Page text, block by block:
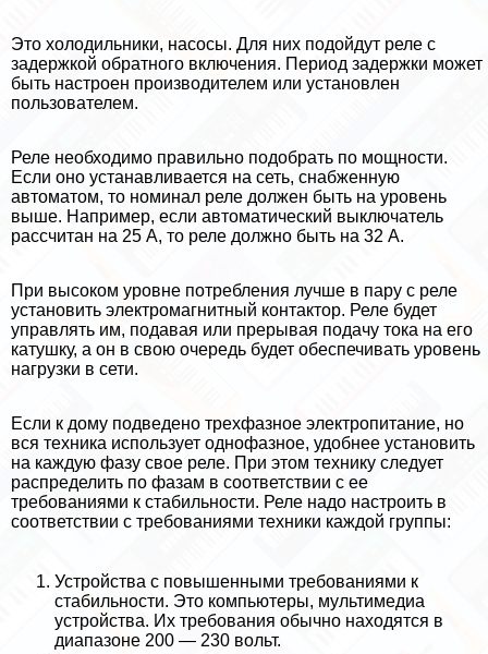
Это холодильники, насосы. Для них подойдут реле с
задержкой обратного включения. Период задержки может
быть настроен производителем или установлен
пользователем.
Реле необходимо правильно подобрать по мощности.
Если оно устанавливается на сеть, снабженную
автоматом, то номинал реле должен быть на уровень
выше. Например, если автоматический выключатель
рассчитан на 25 А, то реле должно быть на 32 А.
При высоком уровне потрeбления лучше в пару с реле
установить электромагнитный контактор. Реле будет
управлять им, подавая или прерывая подачу тока на его
катушку, а он в свою очередь будет обеспечивать уровень
нагрузки в сети.
Если к дому подведено трехфазное электропитание, но
вся техника использует однофазное, удобнее установить
на каждую фазу свое реле. При этом технику следует
распределить по фазам в соответствии с ее
требованиями к стабильности. Реле надо настроить в
соответствии с требованиями техники каждой группы:
Устройства с повышенными требованиями к
стабильности. Это компьютеры, мультимедиа
устройства. Их требования обычно находятся в
диапазоне 200 — 230 вольт.